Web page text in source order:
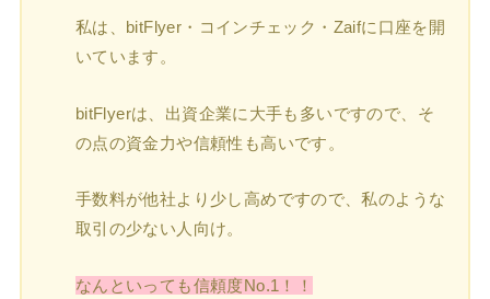
私は、bitFlyer・コインチェック・Zaifに口座を開
いています。
bitFlyerは、出資企業に大手も多いですので、そ
の点の資金力や信頼性も高いです。
手数料が他社より少し高めですので、私のような
取引の少ない人向け。
なんといっても信頼度No.1！！